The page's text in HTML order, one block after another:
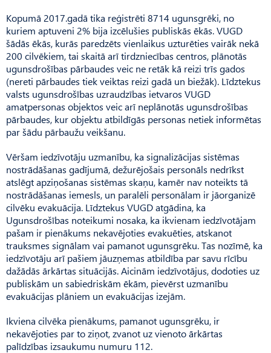
Kopumā 2017.gadā tika reģistrēti 8714 ugunsgrēki, no
kuriem aptuveni 2% bija izcēlušies publiskās ēkās. VUGD
šādās ēkās, kurās paredzēts vienlaikus uzturēties vairāk nekā
200 cilvēkiem, tai skaitā arī tirdzniecības centros, plānotās
ugunsdrošības pārbaudes veic ne retāk kā reizi trīs gados
(nereti pārbaudes tiek veiktas reizi gadā un biežāk). Līdztekus
valsts ugunsdrošības uzraudzības ietvaros VUGD
amatpersonas objektos veic arī neplānotās ugunsdrošības
pārbaudes, kur objektu atbildīgās personas netiek informētas
par šādu pārbaužu veikšanu.
Vēršam iedzīvotāju uzmanību, ka signalizācijas sistēmas
nostrādāšanas gadījumā, dežurējošais personāls nedrīkst
atslēgt apziņošanas sistēmas skaņu, kamēr nav noteikts tā
nostrādāšanas iemesls, un paralēli personālam ir jāorganizē
cilvēku evakuācija. Līdztekus VUGD atgādina, ka
Ugunsdrošības noteikumi nosaka, ka ikvienam iedzīvotājam
pašam ir pienākums nekavējoties evakuēties, atskanot
trauksmes signālam vai pamanot ugunsgrēku. Tas nozīmē, ka
iedzīvotāju arī pašiem jāuzņemas atbildība par savu rīcību
dažādās ārkārtas situācijās. Aicinām iedzīvotājus, dodoties uz
publiskām un sabiedriskām ēkām, pievērst uzmanību
evakuācijas plāniem un evakuācijas izejām.
Ikviena cilvēka pienākums, pamanot ugunsgrēku, ir
nekavējoties par to ziņot, zvanot uz vienoto ārkārtas
palīdzības izsaukumu numuru 112.